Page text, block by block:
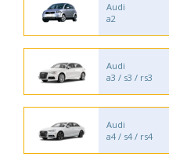
Audi
a2
Audi
a3 / s3 / rs3
Audi
a4 / s4 / rs4